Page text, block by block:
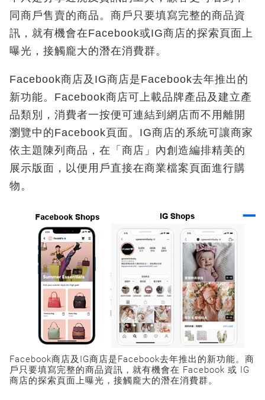
同商戶售賣的商品。商戶只要填寫完整的商品資
訊，就有機會在Facebook或IG商店的探索頁面上
曝光，接觸龐大的潛在消費群。
Facebook商店及IG商店是Facebook去年推出的
新功能。Facebook商店可上載品牌產品及建立產
品類別，消費者一按便可連結到網店而不用離開
瀏覽中的Facebook頁面。IG商店的系統可讓商家
依主題陳列商品，在「商店」內創造編排精美的
展示版面，以便用戶直接在商業檔案頁面進行購
物。
Facebook商店及IG商店是Facebook去年推出的新功能。商
戶只要填寫完整的商品資訊，就有機會在 Facebook 或 IG
商店的探索頁面上曝光，接觸龐大的潛在消費群。